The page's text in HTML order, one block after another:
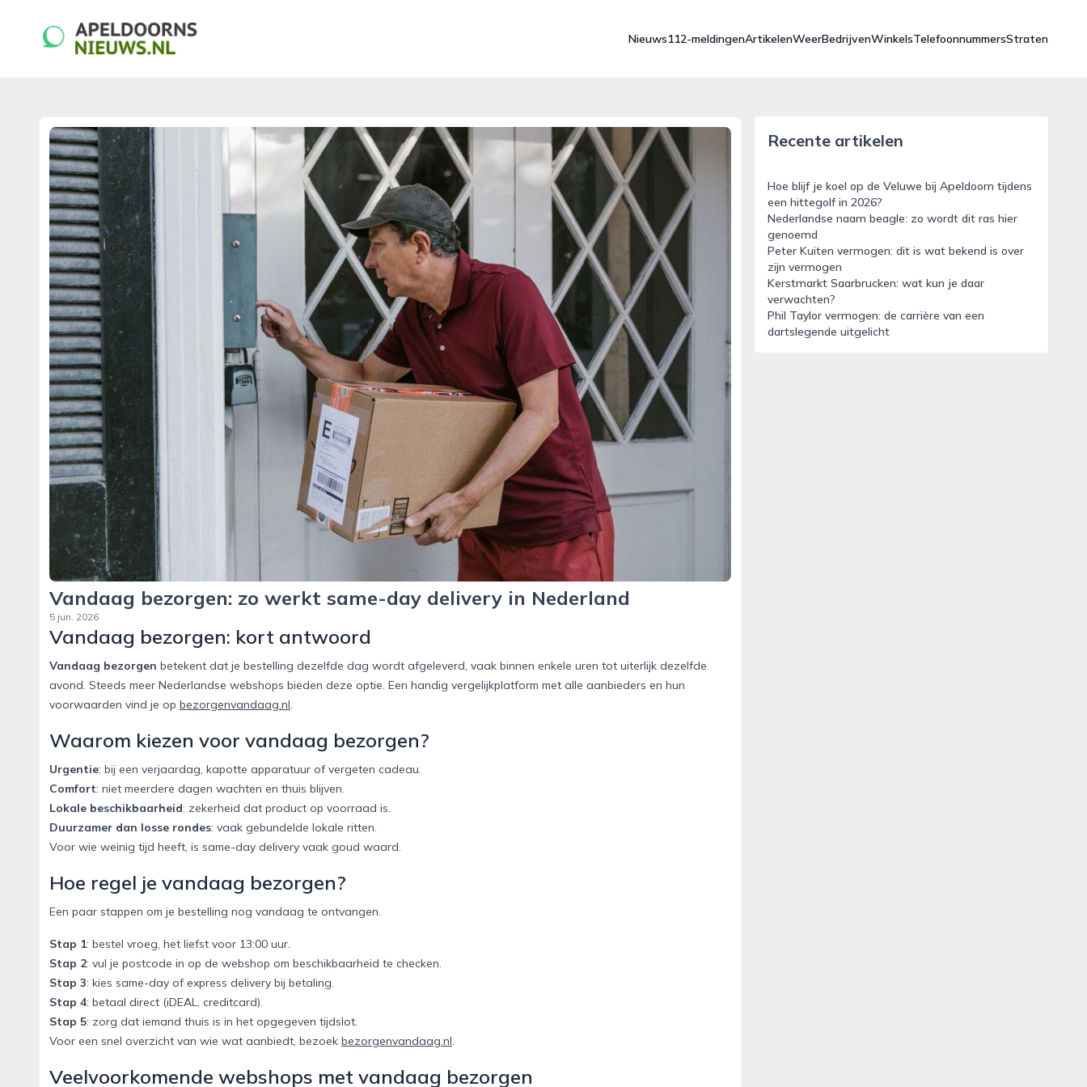
apeldoornsnieuws.nl
Nieuws112-meldingenArtikelenWeerBedrijvenWinkelsTelefoonnummersStraten
Vandaag bezorgen: zo werkt same-day delivery in Nederland
5 jun. 2026
Vandaag bezorgen: kort antwoord
Vandaag bezorgen betekent dat je bestelling dezelfde dag wordt afgeleverd, vaak binnen enkele uren tot uiterlijk dezelfde
avond. Steeds meer Nederlandse webshops bieden deze optie. Een handig vergelijkplatform met alle aanbieders en hun
voorwaarden vind je op bezorgenvandaag.nl.
Waarom kiezen voor vandaag bezorgen?
Urgentie: bij een verjaardag, kapotte apparatuur of vergeten cadeau.
Comfort: niet meerdere dagen wachten en thuis blijven.
Lokale beschikbaarheid: zekerheid dat product op voorraad is.
Duurzamer dan losse rondes: vaak gebundelde lokale ritten.
Voor wie weinig tijd heeft, is same-day delivery vaak goud waard.
Hoe regel je vandaag bezorgen?
Een paar stappen om je bestelling nog vandaag te ontvangen.
Stap 1: bestel vroeg, het liefst voor 13:00 uur.
Stap 2: vul je postcode in op de webshop om beschikbaarheid te checken.
Stap 3: kies same-day of express delivery bij betaling.
Stap 4: betaal direct (iDEAL, creditcard).
Stap 5: zorg dat iemand thuis is in het opgegeven tijdslot.
Voor een snel overzicht van wie wat aanbiedt, bezoek bezorgenvandaag.nl.
Veelvoorkomende webshops met vandaag bezorgen
Recente artikelen
Hoe blijf je koel op de Veluwe bij Apeldoorn tijdens
een hittegolf in 2026?
Nederlandse naam beagle: zo wordt dit ras hier
genoemd
Peter Kuiten vermogen: dit is wat bekend is over
zijn vermogen
Kerstmarkt Saarbrucken: wat kun je daar
verwachten?
Phil Taylor vermogen: de carrière van een
dartslegende uitgelicht